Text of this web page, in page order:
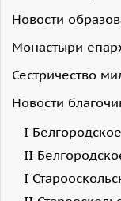
Новости
Монастыри
Сестричество
Новости
I
II
I